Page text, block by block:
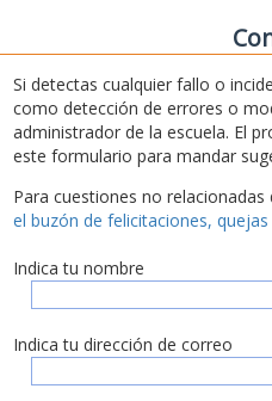
Si detectas cualquier fallo o
como detección de errores o
administrador de la escuela. El
este formulario para mandar
Para cuestiones no
el buzón de felicitaciones, quejas
Indica tu nombre
Indica tu dirección de correo